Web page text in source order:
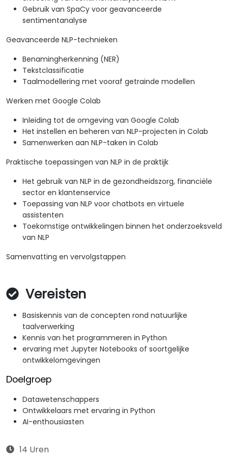
Gebruik van SpaCy voor geavanceerde
sentimentanalyse
Geavanceerde NLP-technieken
Benamingherkenning (NER)
Tekstclassificatie
Taalmodellering met vooraf getrainde modellen
Werken met Google Colab
Inleiding tot de omgeving van Google Colab
Het instellen en beheren van NLP-projecten in Colab
Samenwerken aan NLP-taken in Colab
Praktische toepassingen van NLP in de praktijk
Het gebruik van NLP in de gezondheidszorg, financiële
sector en klantenservice
Toepassing van NLP voor chatbots en virtuele
assistenten
Toekomstige ontwikkelingen binnen het onderzoeksveld
van NLP
Samenvatting en vervolgstappen
Vereisten
Basiskennis van de concepten rond natuurlijke
taalverwerking
Kennis van het programmeren in Python
ervaring met Jupyter Notebooks of soortgelijke
ontwikkelomgevingen
Doelgroep
Datawetenschappers
Ontwikkelaars met ervaring in Python
AI-enthousiasten
14 Uren